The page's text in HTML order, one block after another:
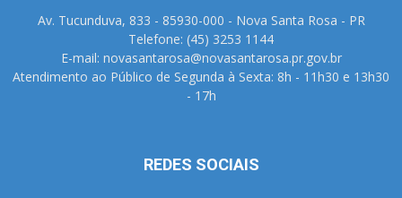
Av. Tucunduva, 833 - 85930-000 - Nova Santa Rosa - PR
Telefone: (45) 3253 1144
E-mail: novasantarosa@novasantarosa.pr.gov.br
Atendimento ao Público de Segunda à Sexta: 8h - 11h30 e 13h30
- 17h
REDES SOCIAIS